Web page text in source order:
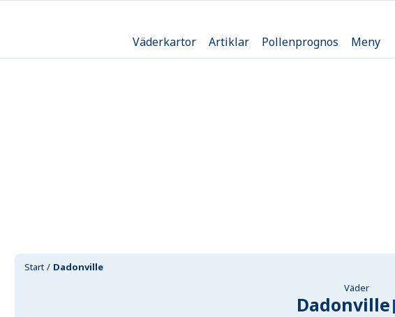
Väderkartor Artiklar Pollenprognos Meny
Start Dadonville
Väder
Dadonville